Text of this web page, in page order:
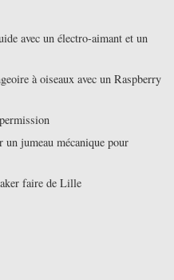
avec un électro-aimant et un
à oiseaux avec un Raspberry
jumeau mécanique pour
faire de Lille